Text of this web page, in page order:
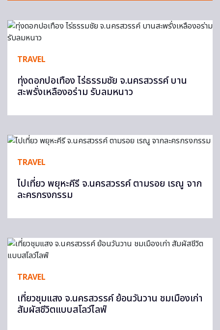
TRAVEL
ทุ่งดอกปอเทือง ไร่ธรรมชัย จ.นครสวรรค์ บาน
สะพรั่งเหลืองอร่าม รับลมหนาว
TRAVEL
ไปเที่ยว พยุหะคีรี จ.นครสวรรค์ ตามรอย เรณู จาก
ละครกรงกรรม
TRAVEL
เที่ยวชุมแสง จ.นครสวรรค์ ย้อนวันวาน ชมเมืองเก่า
สัมผัสชีวิตแบบสโลว์ไลฟ์